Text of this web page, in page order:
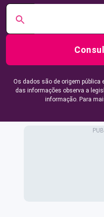
Os dados são de origem
das informações observa a
informação. Para